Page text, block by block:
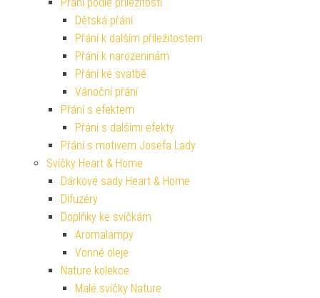
Dětská přání
Přání k dalším příležitostem
Přání k narozeninám
Přání ke svatbě
Vánoční přání
Přání s efektem
Přání s dalšími efekty
Přání s motivem Josefa Lady
Svíčky Heart & Home
Dárkové sady Heart & Home
Difuzéry
Doplňky ke svíčkám
Aromalampy
Vonné oleje
Nature kolekce
Malé svíčky Nature